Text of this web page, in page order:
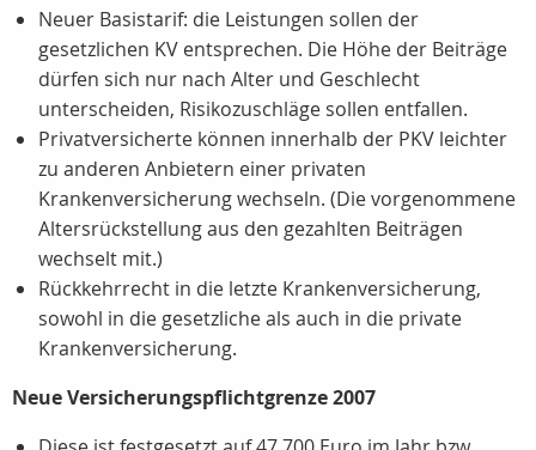
Neuer Basistarif: die Leistungen sollen der
gesetzlichen KV entsprechen. Die Höhe der Beiträge
dürfen sich nur nach Alter und Geschlecht
unterscheiden, Risikozuschläge sollen entfallen.
Privatversicherte können innerhalb der PKV leichter
zu anderen Anbietern einer privaten
Krankenversicherung wechseln. (Die vorgenommene
Altersrückstellung aus den gezahlten Beiträgen
wechselt mit.)
Rückkehrrecht in die letzte Krankenversicherung,
sowohl in die gesetzliche als auch in die private
Krankenversicherung.
Neue Versicherungspflichtgrenze 2007